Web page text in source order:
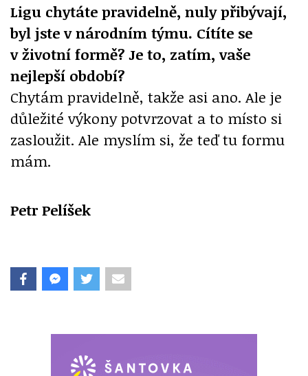
Ligu chytáte pravidelně, nuly přibývají,
byl jste v národním týmu. Cítíte se
v životní formě? Je to, zatím, vaše
nejlepší období?
Chytám pravidelně, takže asi ano. Ale je
důležité výkony potvrzovat a to místo si
zasloužit. Ale myslím si, že teď tu formu
mám.
Petr Pelíšek